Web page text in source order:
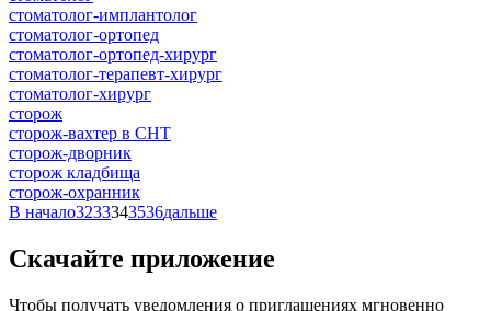
стоматолог-имплантолог
стоматолог-ортопед
стоматолог-ортопед-хирург
стоматолог-терапевт-хирург
стоматолог-хирург
сторож
сторож-вахтер в СНТ
сторож-дворник
сторож кладбища
сторож-охранник
В начало3233343536дальше
Скачайте приложение
Чтобы получать уведомления о приглашениях мгновенно